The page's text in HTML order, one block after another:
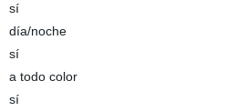
sí
día/noche
sí
a todo color
sí